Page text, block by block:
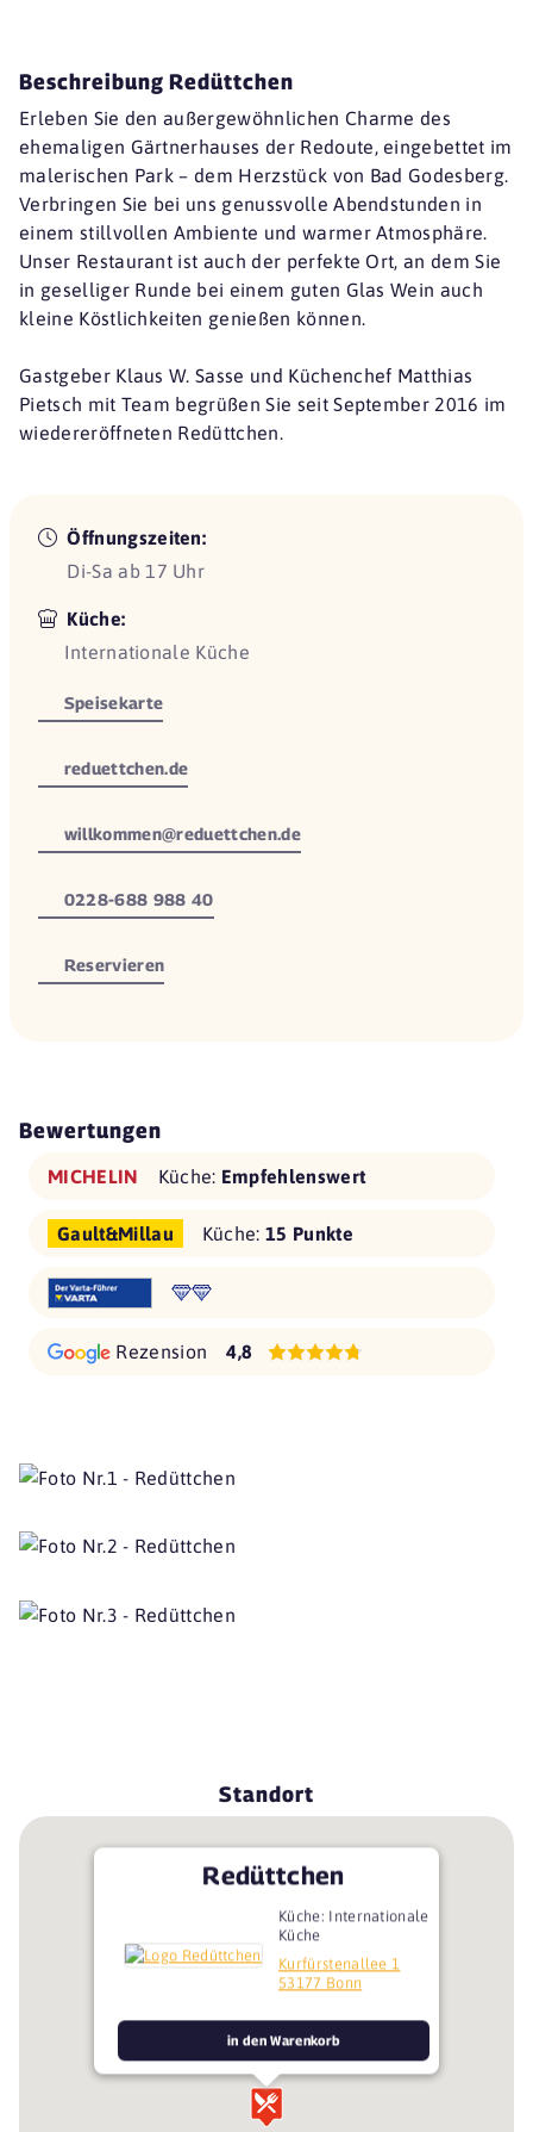
Beschreibung Redüttchen
Erleben Sie den außergewöhnlichen Charme des
ehemaligen Gärtnerhauses der Redoute, eingebettet im
malerischen Park – dem Herzstück von Bad Godesberg.
Verbringen Sie bei uns genussvolle Abendstunden in
einem stillvollen Ambiente und warmer Atmosphäre.
Unser Restaurant ist auch der perfekte Ort, an dem Sie
in geselliger Runde bei einem guten Glas Wein auch
kleine Köstlichkeiten genießen können.
Gastgeber Klaus W. Sasse und Küchenchef Matthias
Pietsch mit Team begrüßen Sie seit September 2016 im
wiedereröffneten Redüttchen.
Öffnungszeiten:
Di-Sa ab 17 Uhr
Küche:
Internationale Küche
Speisekarte
reduettchen.de
willkommen@reduettchen.de
0228-688 988 40
Reservieren
Bewertungen
MICHELIN Küche: Empfehlenswert
Gault&Millau Küche:15 Punkte
Rezension 4,8
Standort
Redüttchen
Küche: Internationale
Küche
Kurfürstenallee 1
53177 Bonn
in den Warenkorb